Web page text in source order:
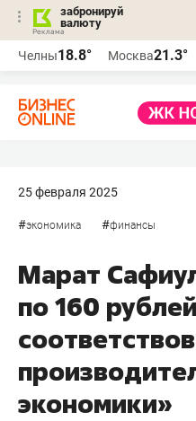
забронируй
валюту
Челны18.8° Москва21.3°
25 февраля 2025
#экономика #финансы
Марат
по 160
экономики»